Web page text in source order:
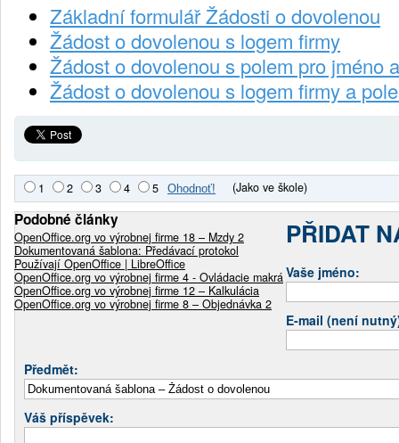
Základní formulář Žádosti o dovolenou
Žádost o dovolenou s logem firmy
Žádost o dovolenou s polem pro jméno
Žádost o dovolenou s logem firmy a
1 2 3 4 5 (Jako ve škole)
Podobné články
OpenOffice.org vo výrobnej firme 18 – Mzdy 2
Dokumentovaná šablona: Předávací protokol
Používají OpenOffice | LibreOffice
OpenOffice.org vo výrobnej firme 4 - Ovládacie makrá
OpenOffice.org vo výrobnej firme 12 – Kalkulácia
OpenOffice.org vo výrobnej firme 8 – Objednávka 2
PŘIDAT
Vaše jméno:
E-mail (není
Předmět:
Váš příspěvek: